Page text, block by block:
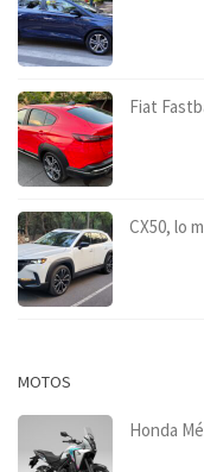
Fiat
CX50, lo
MOTOS
Honda